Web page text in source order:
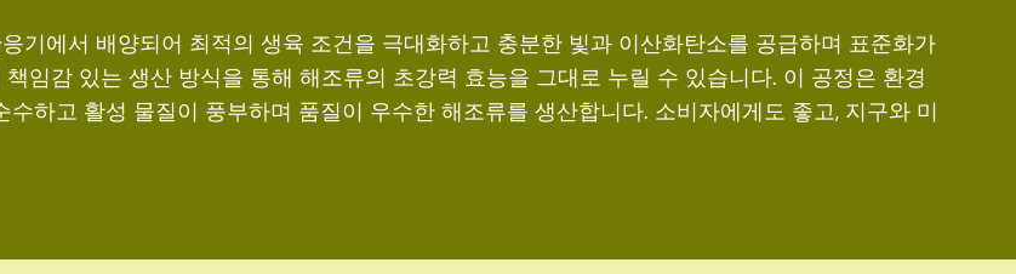
기에서 배양되어 최적의 생육 조건을 극대화하고 충분한 빛과 이산화탄소를 공급하며 표준화가
임감 있는 생산 방식을 통해 해조류의 초강력 효능을 그대로 누릴 수 있습니다. 이 공정은 환경
하고 활성 물질이 풍부하며 품질이 우수한 해조류를 생산합니다. 소비자에게도 좋고, 지구와 미